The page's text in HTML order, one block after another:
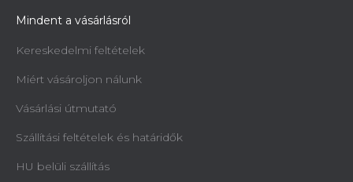
Mindent a vásárlásról
Kereskedelmi feltételek
Miért vásároljon nálunk
Vásárlási útmutató
Szállítási feltételek és határidők
HU belüli szállítás